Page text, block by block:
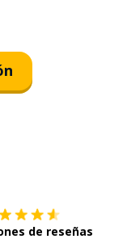
de reseñas